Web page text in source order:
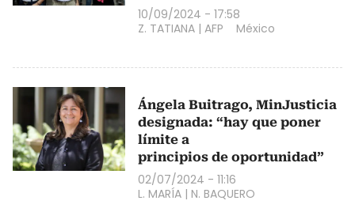
10/09/2024 - 17:58
Z. TATIANA | AFP México
Ángela Buitrago, MinJusticia
designada: “hay que poner
límite a
principios de oportunidad”
02/07/2024 - 11:16
L. MARÍA | N. BAQUERO